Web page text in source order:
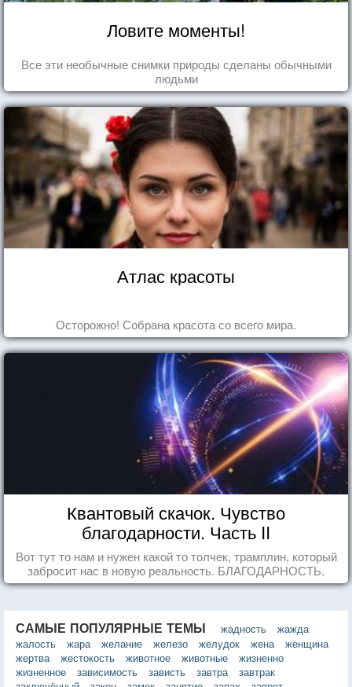
Ловите моменты!
Все эти необычные снимки природы сделаны обычными
людьми
Атлас красоты
Осторожно! Собрана красота со всего мира.
Квантовый скачок. Чувство
благодарности. Часть II
Вот тут то нам и нужен какой то толчек, трамплин, который
забросит нас в новую реальность. БЛАГОДАРНОСТЬ.
САМЫЕ ПОПУЛЯРНЫЕ ТЕМЫ жадность
жажда
жалость
жара желание железо желудок жена
женщина
жертва
жестокость животное животные
жизненно
жизненное
зависимость зависть завтра
завтрак